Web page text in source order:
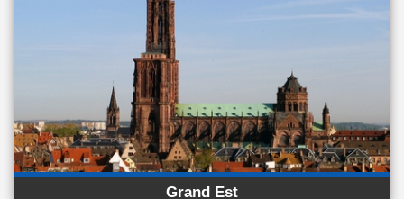
Grand Est